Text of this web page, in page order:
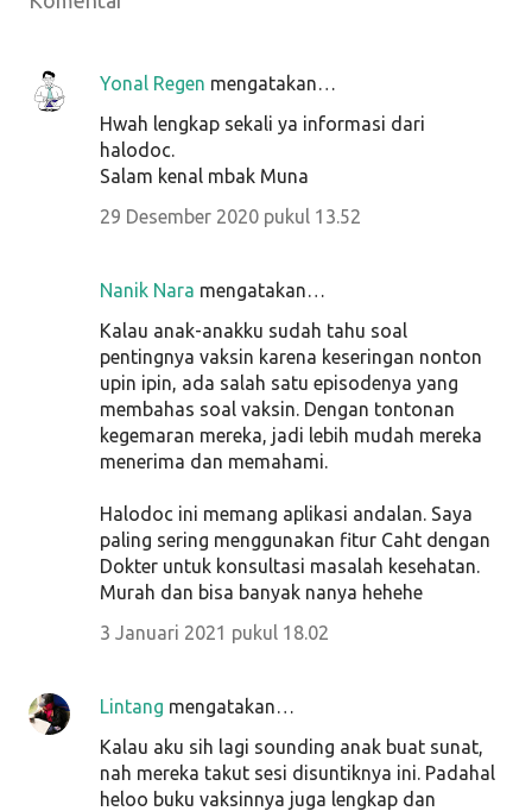
Yonal Regen mengatakan…
Hwah lengkap sekali ya informasi dari
halodoc.
Salam kenal mbak Muna
29 Desember 2020 pukul 13.52
Nanik Nara mengatakan…
Kalau anak-anakku sudah tahu soal
pentingnya vaksin karena keseringan nonton
upin ipin, ada salah satu episodenya yang
membahas soal vaksin. Dengan tontonan
kegemaran mereka, jadi lebih mudah mereka
menerima dan memahami.
Halodoc ini memang aplikasi andalan. Saya
paling sering menggunakan fitur Caht dengan
Dokter untuk konsultasi masalah kesehatan.
Murah dan bisa banyak nanya hehehe
3 Januari 2021 pukul 18.02
Lintang mengatakan…
Kalau aku sih lagi sounding anak buat sunat,
nah mereka takut sesi disuntiknya ini. Padahal
heloo buku vaksinnya juga lengkap dan